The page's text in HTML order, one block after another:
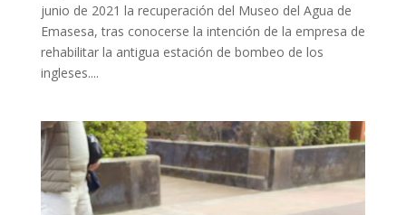
junio de 2021 la recuperación del Museo del Agua de
Emasesa, tras conocerse la intención de la empresa de
rehabilitar la antigua estación de bombeo de los
ingleses....